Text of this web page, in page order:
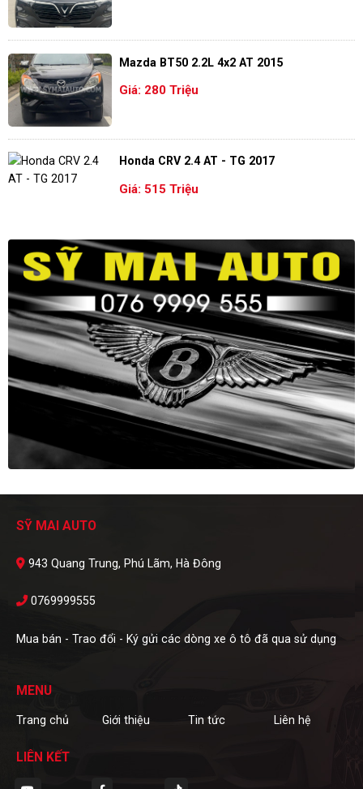
Mazda BT50 2.2L 4x2 AT 2015
Giá: 280 Triệu
Honda CRV 2.4 AT - TG 2017
Giá: 515 Triệu
SỸ MAI AUTO
943 Quang Trung, Phú Lãm, Hà Đông
0769999555
Mua bán - Trao đổi - Ký gửi các dòng xe ô tô đã qua sử dụng
MENU
Trang chủ Giới thiệu Tin tức Liên hệ
LIÊN KẾT